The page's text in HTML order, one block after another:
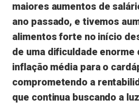
maiores aumentos de
ano passado, e tivemos
alimentos forte no início
de uma dificuldade enorme
inflação média para o
comprometendo a
que continua buscando a